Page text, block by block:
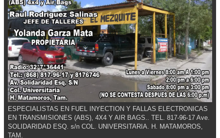
ESPECIALISTAS EN FUEL INYECTION Y FALLAS ELECTRONICAS
EN TRANSMISIONES (ABS), 4X4 Y AIR BAGS.. TEL. 817-96-17 Ave.
SOLIDARIDAD ESQ. s/n COL. UNIVERSITARIA. H. MATAMOROS,
TAM.